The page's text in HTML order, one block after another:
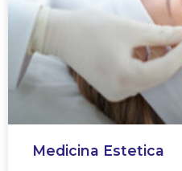
Medicina Estetica